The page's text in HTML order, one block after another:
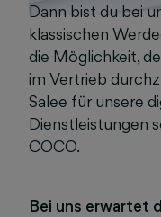
Dann bist du bei
klassischen
die Möglichkeit,
im Vertrieb
Salee für unsere
Dienstleistungen
COCO.
Bei uns erwartet